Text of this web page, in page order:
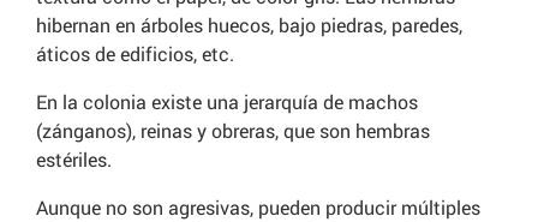
hibernan en árboles huecos, bajo piedras, paredes,
áticos de edificios, etc.
En la colonia existe una jerarquía de machos
(zánganos), reinas y obreras, que son hembras
estériles.
Aunque no son agresivas, pueden producir múltiples